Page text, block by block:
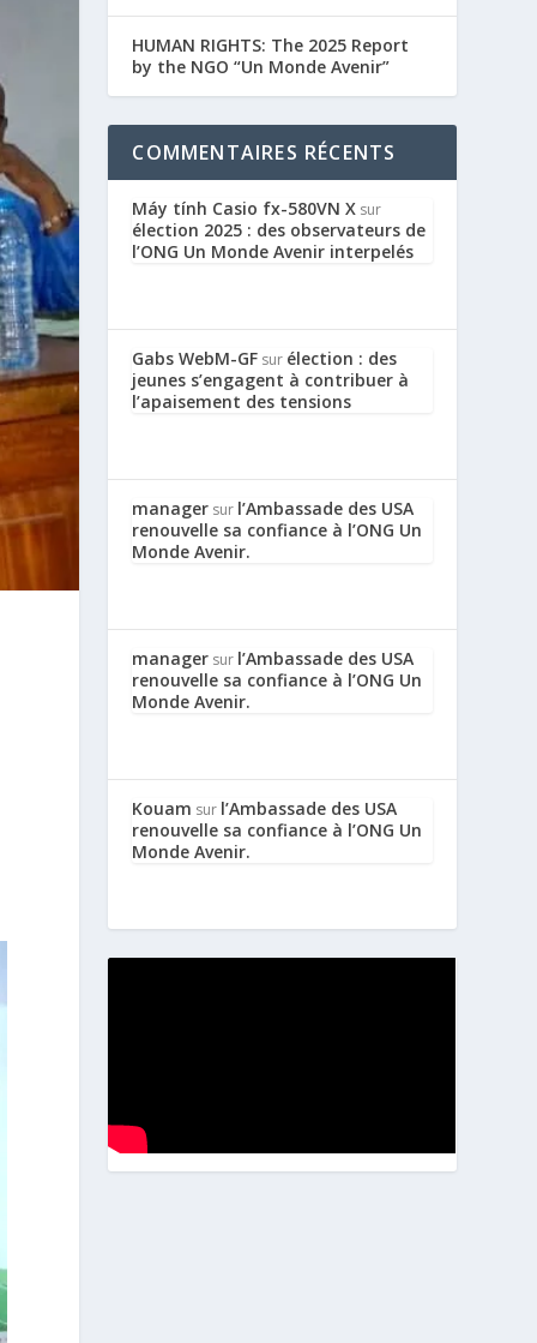
HUMAN RIGHTS: The 2025 Report
by the NGO “Un Monde Avenir”
COMMENTAIRES RÉCENTS
Máy tính Casio fx-580VN X sur
élection 2025 : des observateurs de
l’ONG Un Monde Avenir interpelés
Gabs WebM-GF sur élection : des
jeunes s’engagent à contribuer à
l’apaisement des tensions
manager sur l’Ambassade des USA
renouvelle sa confiance à l’ONG Un
Monde Avenir.
manager sur l’Ambassade des USA
renouvelle sa confiance à l’ONG Un
Monde Avenir.
Kouam sur l’Ambassade des USA
renouvelle sa confiance à l’ONG Un
Monde Avenir.